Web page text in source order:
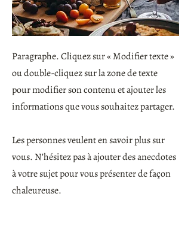
Paragraphe. Cliquez sur « Modifier texte »
ou double-cliquez sur la zone de texte
pour modifier son contenu et ajouter les
informations que vous souhaitez partager.
Les personnes veulent en savoir plus sur
vous. N’hésitez pas à ajouter des anecdotes
à votre sujet pour vous présenter de façon
chaleureuse.